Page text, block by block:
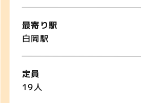
最寄り駅
白岡駅
定員
19人